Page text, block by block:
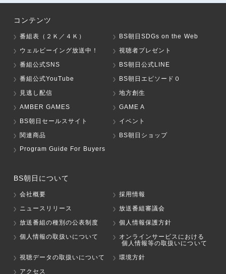
コンテンツ
番組表（２Ｋ／４Ｋ）
BS朝日SDGs on the Web
ウェルビーイング放送中！
視聴者プレゼント
番組公式SNS
BS朝日公式LINE
番組公式YouTube
BS朝日エピソード０
見逃し配信
地方創生
AMBER GAMES
GAME A
BS朝日セールスサイト
イベント
関連商品
BS朝日ショップ
Program Guide For Buyers
BS朝日について
会社概要
採用情報
ニュースリリース
放送番組審議会
放送番組の種別の公表制度
個人情報保護方針
個人情報の取扱いについて
オンラインサービスにおける
個人情報等の取扱いについて
視聴データの取扱いについて
環境方針
アクセス